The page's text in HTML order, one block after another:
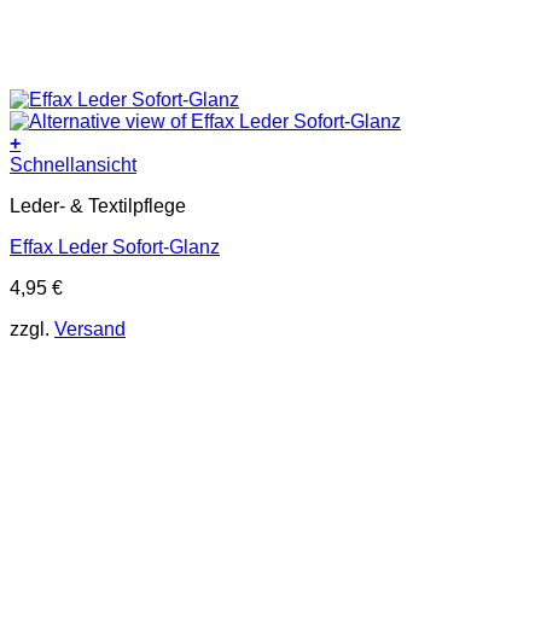
+
Schnellansicht
Leder- & Textilpflege
Effax Leder Sofort-Glanz
4,95 €
zzgl. Versand